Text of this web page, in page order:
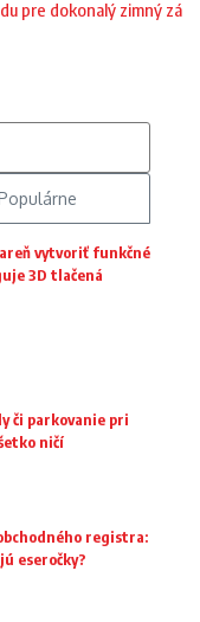
pre dokonalý zimný zá
vytvoriť funkčné
3D tlačená
či parkovanie pri
ničí
registra:
eseročky?